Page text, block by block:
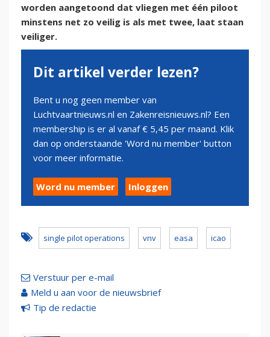
worden aangetoond dat vliegen met één piloot
minstens net zo veilig is als met twee, laat staan
veiliger.
Dit artikel verder lezen?
Bent u nog geen member van
Luchtvaartnieuws.nl en Zakenreisnieuws.nl? Een
membership is er al vanaf € 5,45 per maand. Klik
dan op onderstaande 'Word nu member' button
voor meer informatie.
Word nu member Inloggen
single pilot operations vnv easa icao
Verstuur per e-mail
Meld u aan voor de nieuwsbrief
Tip de redactie